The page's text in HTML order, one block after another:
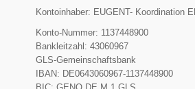
Kontoinhaber: EUGENT- Koordination
Konto-Nummer: 1137448900
Bankleitzahl: 43060967
GLS-Gemeinschaftsbank
IBAN: DE0643060967-1137448900